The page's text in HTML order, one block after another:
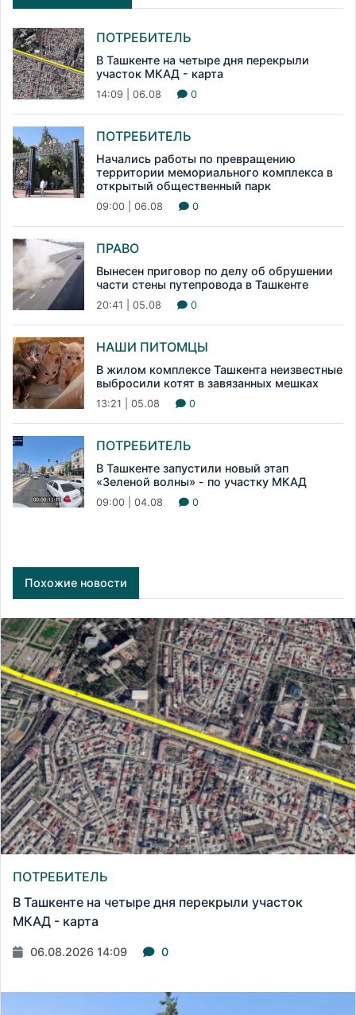
ПОТРЕБИТЕЛЬ
В Ташкенте на четыре дня перекрыли
участок МКАД - карта
14:09 | 06.08 0
ПОТРЕБИТЕЛЬ
Начались работы по превращению
территории мемориального комплекса в
открытый общественный парк
09:00 | 06.08 0
ПРАВО
Вынесен приговор по делу об обрушении
части стены путепровода в Ташкенте
20:41 | 05.08 0
НАШИ ПИТОМЦЫ
В жилом комплексе Ташкента неизвестные
выбросили котят в завязанных мешках
13:21 | 05.08 0
ПОТРЕБИТЕЛЬ
В Ташкенте запустили новый этап
«Зеленой волны» - по участку МКАД
09:00 | 04.08 0
Похожие новости
ПОТРЕБИТЕЛЬ
В Ташкенте на четыре дня перекрыли участок
МКАД - карта
06.08.2026 14:09 0